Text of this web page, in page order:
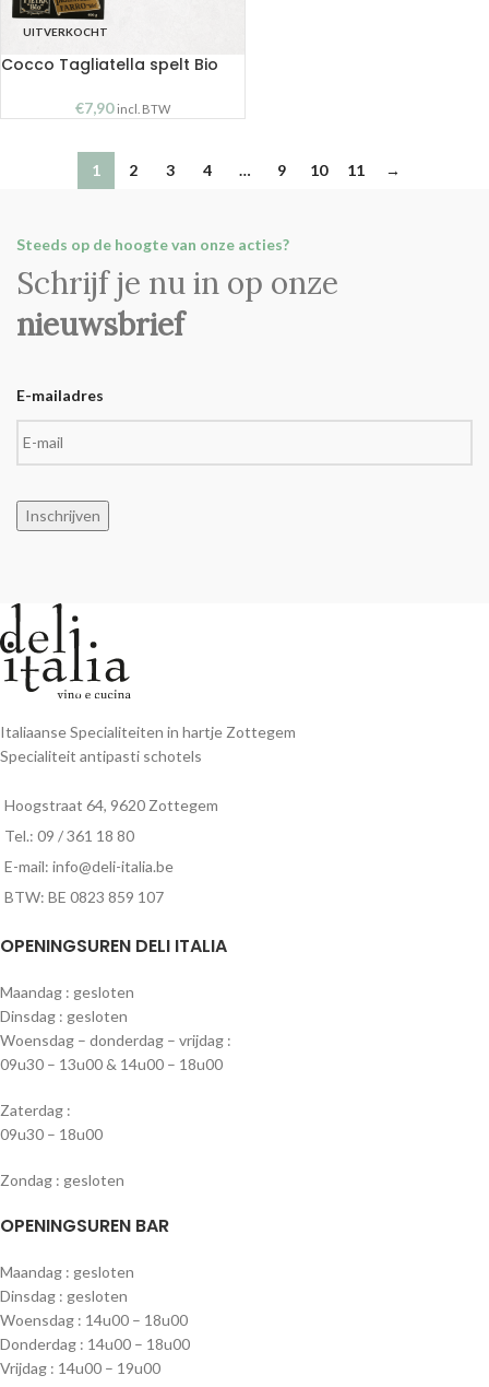
UITVERKOCHT
Cocco Tagliatella spelt Bio
€7,90 incl. BTW
1 2 3 4 … 9 10 11 →
Steeds op de hoogte van onze acties?
Schrijf je nu in op onze
nieuwsbrief
E-mailadres
Inschrijven
Italiaanse Specialiteiten in hartje Zottegem
Specialiteit antipasti schotels
Hoogstraat 64, 9620 Zottegem
Tel.: 09 / 361 18 80
E-mail: info@deli-italia.be
BTW: BE 0823 859 107
OPENINGSUREN DELI ITALIA
Maandag : gesloten
Dinsdag : gesloten
Woensdag – donderdag – vrijdag :
09u30 – 13u00 & 14u00 – 18u00
Zaterdag :
09u30 – 18u00
Zondag : gesloten
OPENINGSUREN BAR
Maandag : gesloten
Dinsdag : gesloten
Woensdag : 14u00 – 18u00
Donderdag : 14u00 – 18u00
Vrijdag : 14u00 – 19u00